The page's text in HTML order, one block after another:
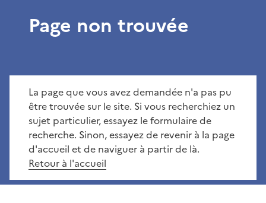
Page non trouvée
La page que vous avez demandée n'a pas pu
être trouvée sur le site. Si vous recherchiez un
sujet particulier, essayez le formulaire de
recherche. Sinon, essayez de revenir à la page
d'accueil et de naviguer à partir de là.
Retour à l'accueil